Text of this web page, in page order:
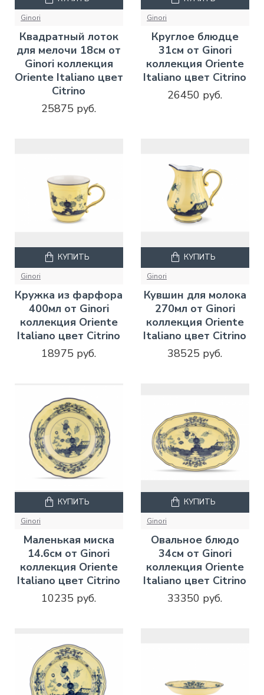
Ginori
Квадратный лоток
для мелочи 18см от
Ginori коллекция
Oriente Italiano цвет
Citrino
25875 руб.
Ginori
Круглое блюдце
31см от Ginori
коллекция Oriente
Italiano цвет Citrino
26450 руб.
Ginori
Кружка из фарфора
400мл от Ginori
коллекция Oriente
Italiano цвет Citrino
18975 руб.
КУПИТЬ
Ginori
Кувшин для молока
270мл от Ginori
коллекция Oriente
Italiano цвет Citrino
38525 руб.
КУПИТЬ
Ginori
Маленькая миска
14.6см от Ginori
коллекция Oriente
Italiano цвет Citrino
10235 руб.
КУПИТЬ
Ginori
Овальное блюдо
34см от Ginori
коллекция Oriente
Italiano цвет Citrino
33350 руб.
КУПИТЬ